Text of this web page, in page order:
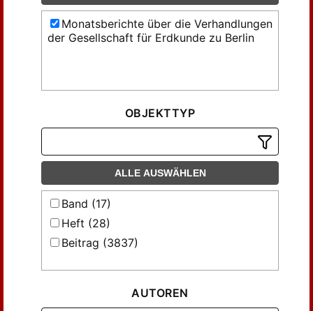
Monatsberichte über die Verhandlungen
der Gesellschaft für Erdkunde zu Berlin
OBJEKTTYP
ALLE AUSWÄHLEN
Band (17)
Heft (28)
Beitrag (3837)
AUTOREN